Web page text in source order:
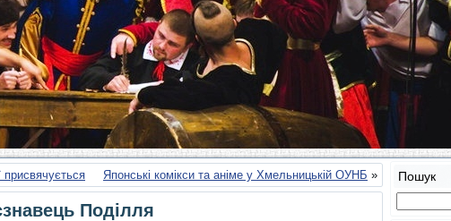
присвячується Японські комікси та аніме у Хмельницькій ОУНБ »
Поділля
Пошук